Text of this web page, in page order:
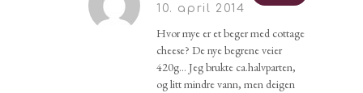
10. april 2014
Hvor mye er et beger med cottage
cheese? De nye begrene veier
420g… Jeg brukte ca.halvparten,
og litt mindre vann, men deigen